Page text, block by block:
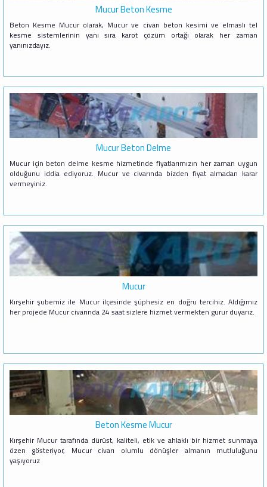
Mucur Beton Kesme
Beton Kesme Mucur olarak, Mucur ve civarı beton kesimi ve elmaslı tel
kesme sistemlerinin yanı sıra karot çözüm ortağı olarak her zaman
yanınızdayız.
Mucur Beton Delme
Mucur için beton delme kesme hizmetinde fiyatlarımızın her zaman uygun
olduğunu iddia ediyoruz. Mucur ve civarında bizden fiyat almadan karar
vermeyiniz.
Mucur
Kırşehir şubemiz ile Mucur ilçesinde şüphesiz en doğru tercihiz. Aldığımız
her projede Mucur civarında 24 saat sizlere hizmet vermekten gurur duyarız.
Beton Kesme Mucur
Kırşehir Mucur tarafında dürüst, kaliteli, etik ve ahlaklı bir hizmet sunmaya
özen gösteriyor, Mucur civarı olumlu dönüşler almanın mutluluğunu
yaşıyoruz